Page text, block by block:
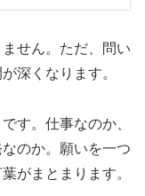
せん。ただ、問い
深くなります。
す。仕事なのか、
のか。願いを一つ
がまとまります。